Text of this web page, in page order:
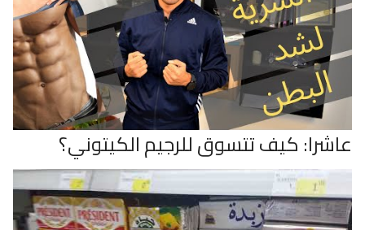
عاشرا: كيف تتسوق للرجيم الكيتوني؟